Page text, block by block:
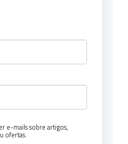
e-mails sobre artigos,
ofertas.